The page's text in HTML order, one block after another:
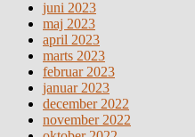
juni 2023
maj 2023
april 2023
marts 2023
februar 2023
januar 2023
december 2022
november 2022